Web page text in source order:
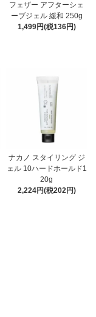
フェザー アフターシェ
ーブジェル 緩和 250g
1,499円(税136円)
ナカノ スタイリング ジ
ェル 10ハードホールド1
20g
2,224円(税202円)